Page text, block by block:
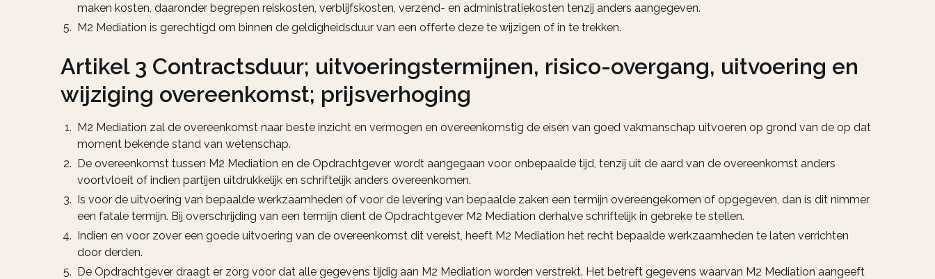
maken kosten, daaronder begrepen reiskosten, verblijfskosten, verzend- en administratiekosten tenzij anders aangegeven.
M2 Mediation is gerechtigd om binnen de geldigheidsduur van een offerte deze te wijzigen of in te trekken.
Artikel 3 Contractsduur; uitvoeringstermijnen, risico-overgang, uitvoering en
wijziging overeenkomst; prijsverhoging
M2 Mediation zal de overeenkomst naar beste inzicht en vermogen en overeenkomstig de eisen van goed vakmanschap uitvoeren op grond van de op dat
moment bekende stand van wetenschap.
De overeenkomst tussen M2 Mediation en de Opdrachtgever wordt aangegaan voor onbepaalde tijd, tenzij uit de aard van de overeenkomst anders
voortvloeit of indien partijen uitdrukkelijk en schriftelijk anders overeenkomen.
Is voor de uitvoering van bepaalde werkzaamheden of voor de levering van bepaalde zaken een termijn overeengekomen of opgegeven, dan is dit nimmer
een fatale termijn. Bij overschrijding van een termijn dient de Opdrachtgever M2 Mediation derhalve schriftelijk in gebreke te stellen.
Indien en voor zover een goede uitvoering van de overeenkomst dit vereist, heeft M2 Mediation het recht bepaalde werkzaamheden te laten verrichten
door derden.
De Opdrachtgever draagt er zorg voor dat alle gegevens tijdig aan M2 Mediation worden verstrekt. Het betreft gegevens waarvan M2 Mediation aangeeft